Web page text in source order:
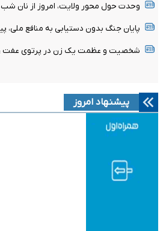
وحدت حول محور ولایت، امروز از نان
پایان جنگ بدون دستیابی به منافع
شخصیت و عظمت یک زن در پرتوی عفت
پیشنهاد امروز